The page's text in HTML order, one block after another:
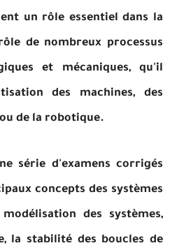
un rôle essentiel dans la
de nombreux processus
et mécaniques, qu'il
des machines, des
de la robotique.
série d'examens corrigés
concepts des systèmes
des systèmes,
la stabilité des boucles de